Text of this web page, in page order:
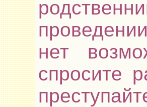
нет
спросите